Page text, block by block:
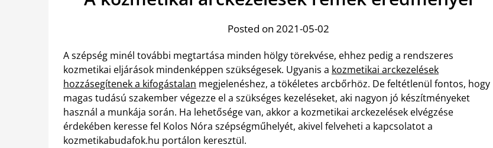
Posted on 2021-05-02
A szépség minél további megtartása minden hölgy törekvése, ehhez pedig a rendszeres
kozmetikai eljárások mindenképpen szükségesek. Ugyanis a kozmetikai arckezelések
hozzásegítenek a kifogástalan megjelenéshez, a tökéletes arcbőrhöz. De feltétlenül fontos, hogy
magas tudású szakember végezze el a szükséges kezeléseket, aki nagyon jó készítményeket
használ a munkája során. Ha lehetősége van, akkor a kozmetikai arckezelések elvégzése
érdekében keresse fel Kolos Nóra szépségműhelyét, akivel felveheti a kapcsolatot a
kozmetikabudafok.hu portálon keresztül.